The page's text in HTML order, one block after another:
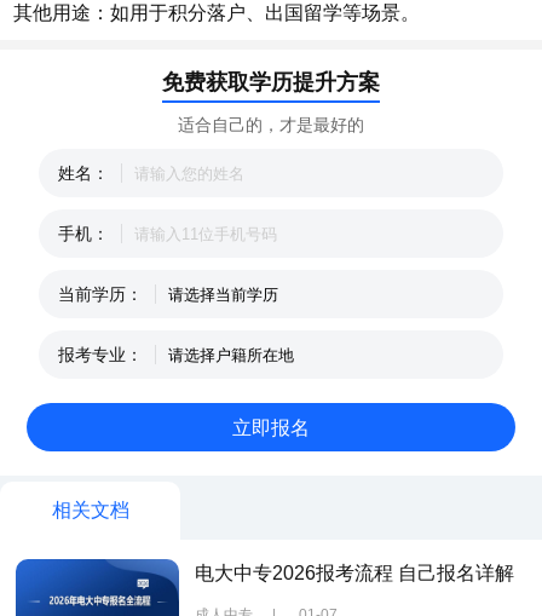
其他用途：如用于积分落户、出国留学等场景。
免费获取学历提升方案
适合自己的，才是最好的
姓名：
手机：
当前学历：
报考专业：
相关文档
电大中专2026报考流程 自己报名详解